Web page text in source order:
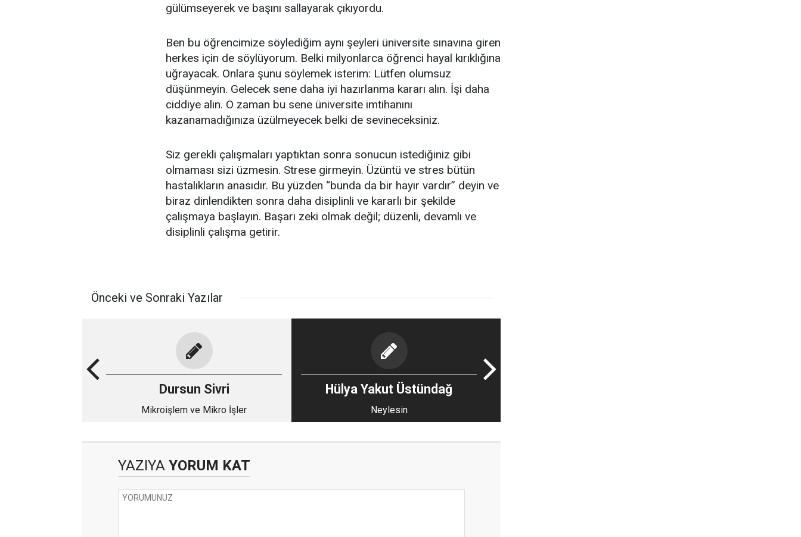
gülümseyerek ve başını sallayarak çıkıyordu.
Ben bu öğrencimize söylediğim aynı şeyleri üniversite sınavına giren
herkes için de söylüyorum. Belki milyonlarca öğrenci hayal kırıklığına
uğrayacak. Onlara şunu söylemek isterim: Lütfen olumsuz
düşünmeyin. Gelecek sene daha iyi hazırlanma kararı alın. İşi daha
ciddiye alın. O zaman bu sene üniversite imtihanını
kazanamadığınıza üzülmeyecek belki de sevineceksiniz.
Siz gerekli çalışmaları yaptıktan sonra sonucun istediğiniz gibi
olmaması sizi üzmesin. Strese girmeyin. Üzüntü ve stres bütün
hastalıkların anasıdır. Bu yüzden “bunda da bir hayır vardır” deyin ve
biraz dinlendikten sonra daha disiplinli ve kararlı bir şekilde
çalışmaya başlayın. Başarı zeki olmak değil; düzenli, devamlı ve
disiplinli çalışma getirir.
Önceki ve Sonraki Yazılar
Dursun Sivri
Mikroişlem ve Mikro İşler
Hülya Yakut Üstündağ
Neylesin
YAZIYA YORUM KAT